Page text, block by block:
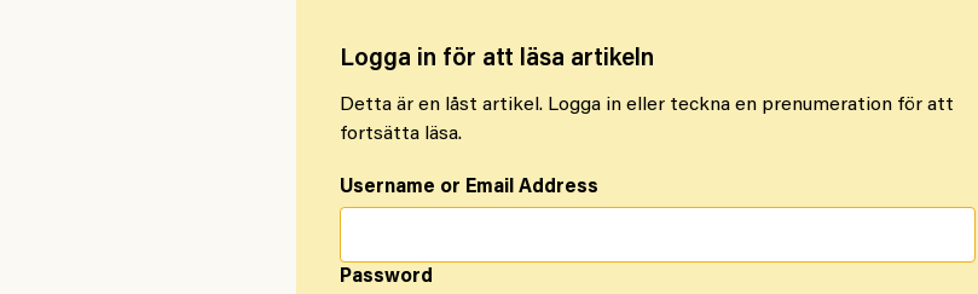
Logga in för att läsa artikeln
Detta är en låst artikel. Logga in eller teckna en prenumeration för att
fortsätta läsa.
Username or Email Address
Password